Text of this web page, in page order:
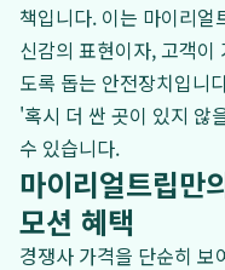
책입니다. 이는 마이리
신감의 표현이자, 고객이
도록 돕는 안전장치입니
'혹시 더 싼 곳이 있지 않
수 있습니다.
마이리얼트립만
모션 혜택
경쟁사 가격을 단순히